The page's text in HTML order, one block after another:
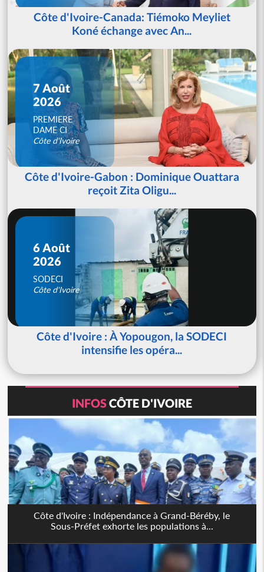
Côte d'Ivoire-Canada: Tiémoko Meyliet
Koné échange avec An...
7 Août
2026
PREMIERE
DAME CI
Côte d'Ivoire
Côte d'Ivoire-Gabon : Dominique Ouattara
reçoit Zita Oligu...
6 Août
2026
SODECI
Côte d'Ivoire
Côte d'Ivoire : À Yopougon, la SODECI
intensifie les opéra...
INFOSCÔTE D'IVOIRE
Côte d'Ivoire : Indépendance à Grand-Béréby, le
Sous-Préfet exhorte les populations à...